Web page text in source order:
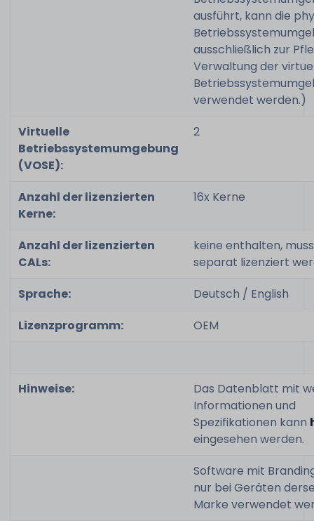
ausführt, kann die
ausschließlich zur
Verwaltung der
verwendet werden.)
Virtuelle
Betriebssystemumgebung
(VOSE):
2
Anzahl der lizenzierten
Kerne:
16x Kerne
Anzahl der lizenzierten
CALs:
keine enthalten, muss
separat lizenziert
Sprache:
Deutsch / English
Lizenzprogramm:
OEM
Hinweise:
Das Datenblatt mit
Informationen und
Spezifikationen kann
eingesehen werden.
Software mit
nur bei Geräten
Marke verwendet